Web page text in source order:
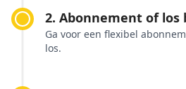
2. Abonnement of los
Ga voor een flexibel
los.